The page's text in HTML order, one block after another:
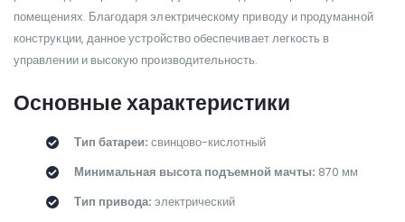
помещениях. Благодаря электрическому приводу и продуманной
конструкции, данное устройство обеспечивает легкость в
управлении и высокую производительность.
Основные характеристики
Тип батареи: свинцово-кислотный
Минимальная высота подъемной мачты: 870 мм
Тип привода: электрический